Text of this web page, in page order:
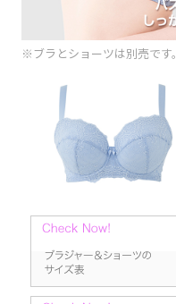
※ブラとショーツは別売です。